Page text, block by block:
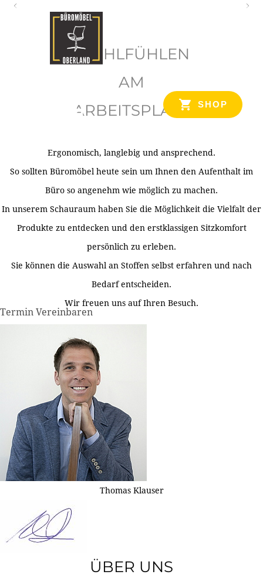
SHOP
WOHLFÜHLEN
AM
ARBEITSPLATZ
Ergonomisch, langlebig und ansprechend.
So sollten Büromöbel heute sein um Ihnen den Aufenthalt im
Büro so angenehm wie möglich zu machen.
In unserem Schauraum haben Sie die Möglichkeit die Vielfalt der
Produkte zu entdecken und den erstklassigen Sitzkomfort
persönlich zu erleben.
Sie können die Auswahl an Stoffen selbst erfahren und nach
Bedarf entscheiden.
Wir freuen uns auf Ihren Besuch.
Termin Vereinbaren
Thomas Klauser
ÜBER UNS